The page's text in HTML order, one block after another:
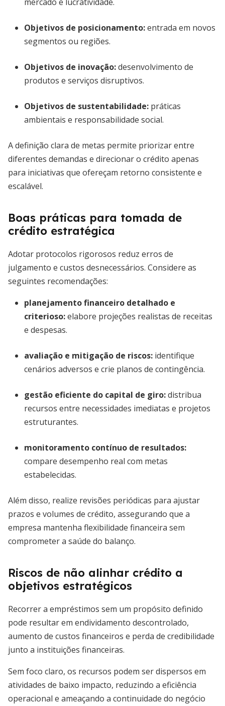
Objetivos de posicionamento:entrada em novos
segmentos ou regiões.
Objetivos de inovação:desenvolvimento de
produtos e serviços disruptivos.
Objetivos de sustentabilidade: práticas
ambientais e responsabilidade social.
A definição clara de metas permite priorizar entre
diferentes demandas e direcionar o crédito apenas
para iniciativas que ofereçam retorno consistente e
escalável.
Boas práticas para tomada de
crédito estratégica
Adotar protocolos rigorosos reduz erros de
julgamento e custos desnecessários. Considere as
seguintes recomendações:
planejamento financeiro detalhado e
criterioso:elabore projeções realistas de receitas
e despesas.
avaliação e mitigação de riscos: identifique
cenários adversos e crie planos de contingência.
gestão eficiente do capital de giro:distribua
recursos entre necessidades imediatas e projetos
estruturantes.
monitoramento contínuo de resultados:
compare desempenho real com metas
estabelecidas.
Além disso, realize revisões periódicas para ajustar
prazos e volumes de crédito, assegurando que a
empresa mantenha flexibilidade financeira sem
comprometer a saúde do balanço.
Riscos de não alinhar crédito a
objetivos estratégicos
Recorrer a empréstimos sem um propósito definido
pode resultar em endividamento descontrolado,
aumento de custos financeiros e perda de credibilidade
junto a instituições financeiras.
Sem foco claro, os recursos podem ser dispersos em
atividades de baixo impacto, reduzindo a eficiência
operacional e ameaçando a continuidade do negócio